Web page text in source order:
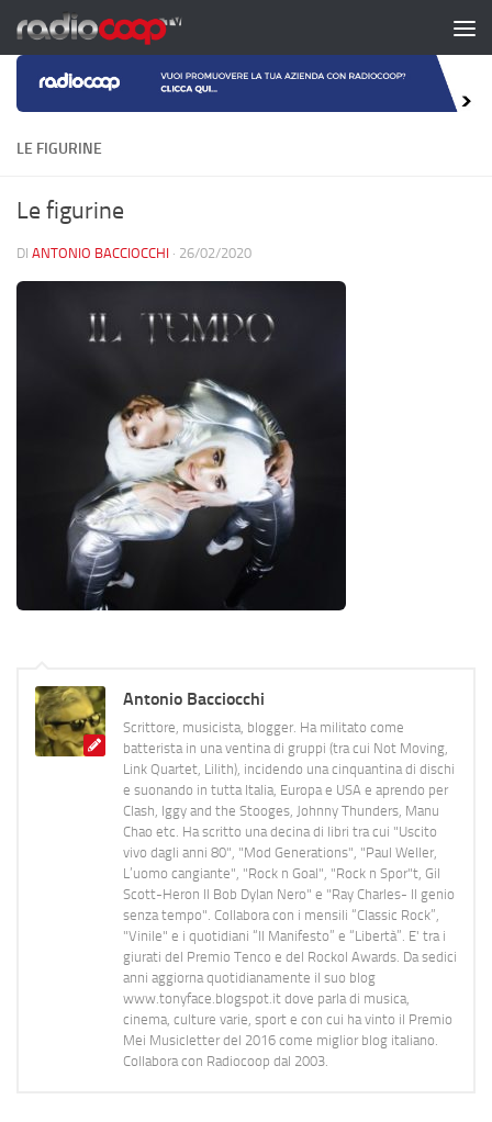
Salta al contenuto
LE FIGURINE
Le figurine
DI ANTONIO BACCIOCCHI · 26/02/2020
Antonio Bacciocchi
Scrittore, musicista, blogger. Ha militato come
batterista in una ventina di gruppi (tra cui Not Moving,
Link Quartet, Lilith), incidendo una cinquantina di dischi
e suonando in tutta Italia, Europa e USA e aprendo per
Clash, Iggy and the Stooges, Johnny Thunders, Manu
Chao etc. Ha scritto una decina di libri tra cui "Uscito
vivo dagli anni 80", "Mod Generations", "Paul Weller,
L’uomo cangiante", "Rock n Goal", "Rock n Spor"t, Gil
Scott-Heron Il Bob Dylan Nero" e "Ray Charles- Il genio
senza tempo". Collabora con i mensili “Classic Rock”,
"Vinile" e i quotidiani “Il Manifesto” e “Libertà”. E' tra i
giurati del Premio Tenco e del Rockol Awards. Da sedici
anni aggiorna quotidianamente il suo blog
www.tonyface.blogspot.it dove parla di musica,
cinema, culture varie, sport e con cui ha vinto il Premio
Mei Musicletter del 2016 come miglior blog italiano.
Collabora con Radiocoop dal 2003.